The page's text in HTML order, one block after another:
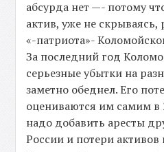
абсурда нет —- потому
актив, уже не скрываясь,
«-патриота»-
За последний год
серьезные убытки на
заметно обеднел. Его
оцениваются им самим в
надо добавить аресты
России и потери активов